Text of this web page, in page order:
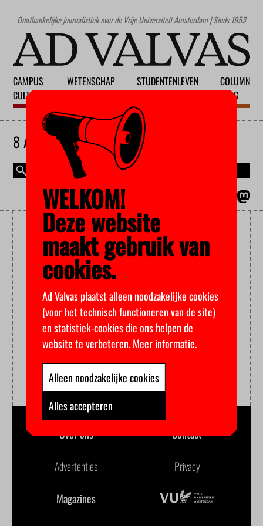
Onafhankelijke journalistiek over de Vrije Universiteit Amsterdam | Sinds 1953
CAMPUS
CULTUUR
WETENSCHAP
STUDENTENLEVEN
COLUMN
BLOG
8 AUGUSTUS 2026
STUDIEVERENIGINGEN
Over ons Contact
Advertenties Privacy
Magazines
WELKOM!
Deze website
maakt gebruik van
cookies.
Ad Valvas plaatst alleen noodzakelijke cookies
(voor het technisch functioneren van de site)
en statistiek-cookies die ons helpen de
website te verbeteren.Meer informatie.
Alleen noodzakelijke cookies
Alles accepteren